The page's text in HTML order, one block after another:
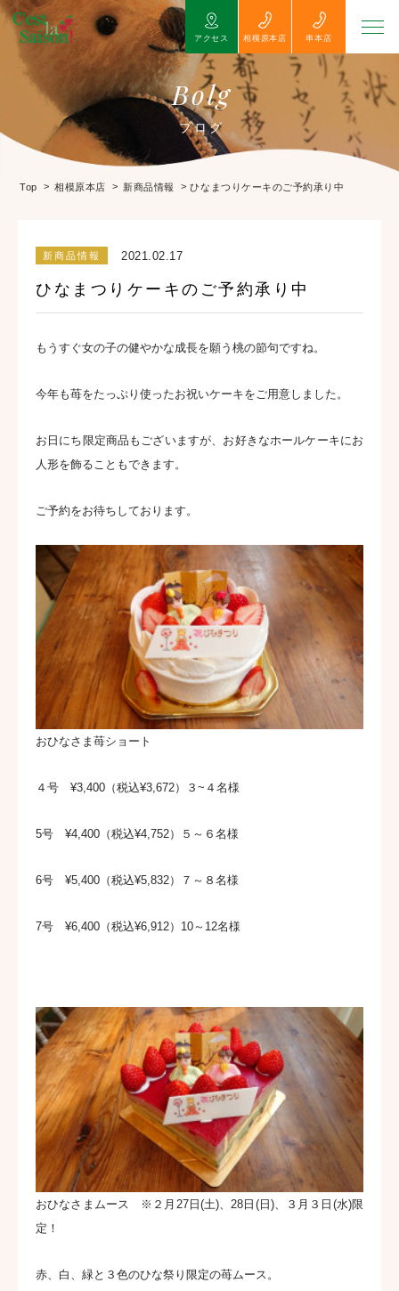
アクセス 相模原本店 串本店
Bolg
ブログ
Top > 相模原本店 > 新商品情報 >ひなまつりケーキのご予約承り中
新商品情報 2021.02.17
ひなまつりケーキのご予約承り中
もうすぐ女の子の健やかな成長を願う桃の節句ですね。
今年も苺をたっぷり使ったお祝いケーキをご用意しました。
お日にち限定商品もございますが、お好きなホールケーキにお
人形を飾ることもできます。
ご予約をお待ちしております。
おひなさま苺ショート
４号 ¥3,400（税込¥3,672）３~４名様
5号 ¥4,400（税込¥4,752）５～６名様
6号 ¥5,400（税込¥5,832）７～８名様
7号 ¥6,400（税込¥6,912）10～12名様
おひなさまムース ※２月27日(土)、28日(日)、３月３日(水)限
定！
赤、白、緑と３色のひな祭り限定の苺ムース。